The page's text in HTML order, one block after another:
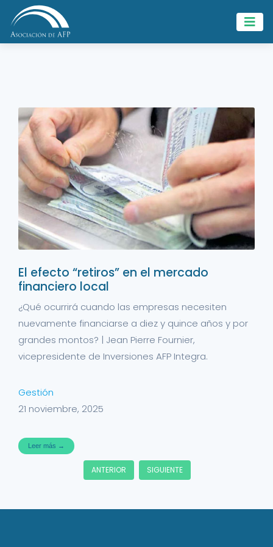
El efecto “retiros” en el mercado
financiero local
¿Qué ocurrirá cuando las empresas necesiten
nuevamente financiarse a diez y quince años y por
grandes montos? | Jean Pierre Fournier,
vicepresidente de Inversiones AFP Integra.
Gestión
21 noviembre, 2025
Leer más →
ANTERIOR SIGUIENTE